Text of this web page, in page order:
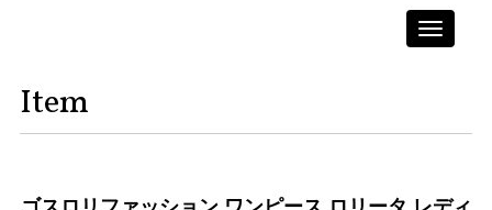
Toggle
Item